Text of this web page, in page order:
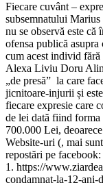
Fiecare cuvânt –
subsemnatului
nu se observă este că
ofensa publică
cum acest individ fără
Alexa Liviu Doru Alin
„de presă” la care
jicnitoare-injurii și
fiecare expresie care
de lei dată fiind forma
700.000 Lei,
Website-uri (, mai
repostări pe facebook:
1. https://
condamnat-la-12-ani-